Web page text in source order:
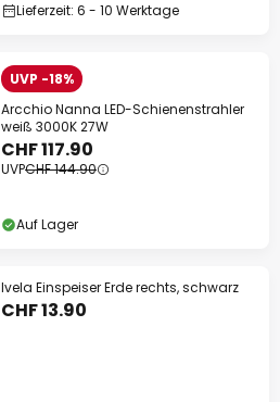
Lieferzeit: 6 - 10 Werktage
UVP -18%
Arcchio Nanna LED-Schienenstrahler
weiß 3000K 27W
CHF 117.90
UVPCHF 144.90
Auf Lager
Ivela Einspeiser Erde rechts, schwarz
CHF 13.90